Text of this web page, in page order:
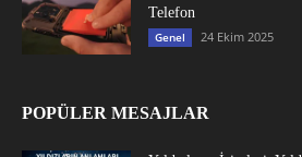
Telefon
Genel 24 Ekim 2025
POPÜLER MESAJLAR